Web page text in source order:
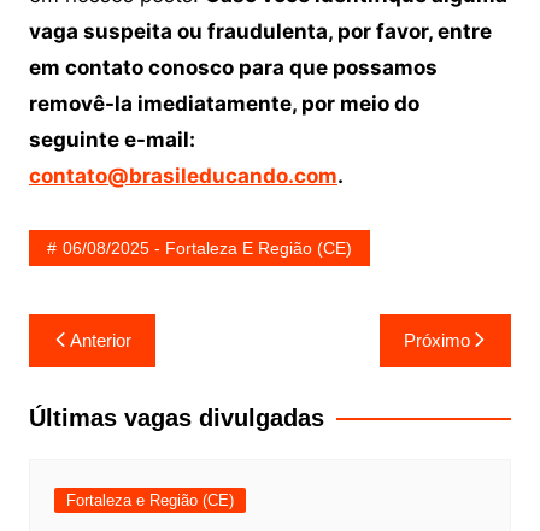
vaga suspeita ou fraudulenta, por favor, entre
em contato conosco para que possamos
removê-la imediatamente, por meio do
seguinte e-mail:
contato@brasileducando.com.
06/08/2025 - Fortaleza E Região (CE)
Navegação
de
Post
Anterior Próximo
Últimas vagas divulgadas
Fortaleza e Região (CE)